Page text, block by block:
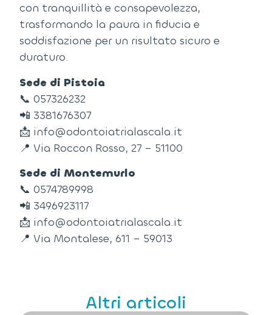
con tranquillità e consapevolezza,
trasformando la paura in fiducia e
soddisfazione per un risultato sicuro e
duraturo.
Sede di Pistoia
📞 057326232
📲 3381676307
📩 info@odontoiatrialascala.it
📍 Via Roccon Rosso, 27 – 51100
Sede di Montemurlo
📞 0574789998
📲 3496923117
📩 info@odontoiatrialascala.it
📍 Via Montalese, 611 – 59013
Altri articoli